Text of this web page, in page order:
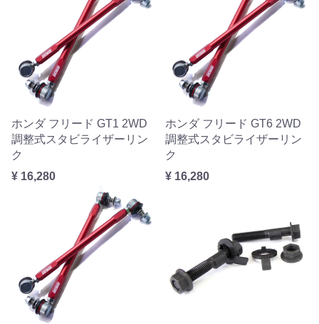
ホンダ フリード GT1 2WD
調整式スタビライザーリン
ク
¥ 16,280
ホンダ フリード GT6 2WD
調整式スタビライザーリン
ク
¥ 16,280